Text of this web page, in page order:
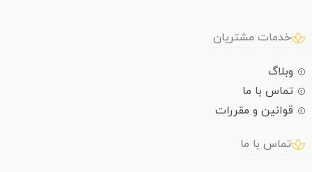
خدمات مشتریان
وبلاگ
تماس با ما
قوانین و مقررات
تماس با ما